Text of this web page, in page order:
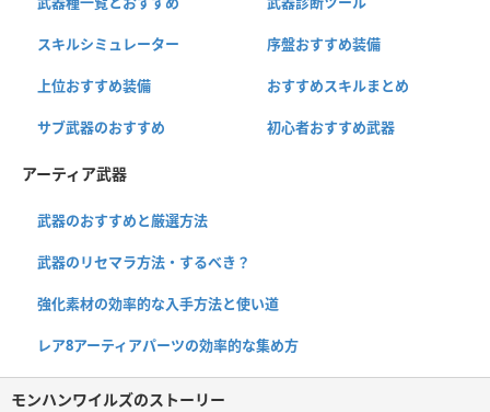
スキルシミュレーター 序盤おすすめ装備
上位おすすめ装備 おすすめスキルまとめ
サブ武器のおすすめ 初心者おすすめ武器
アーティア武器
武器のおすすめと厳選方法
武器のリセマラ方法・するべき？
強化素材の効率的な入手方法と使い道
レア8アーティアパーツの効率的な集め方
モンハンワイルズのストーリー